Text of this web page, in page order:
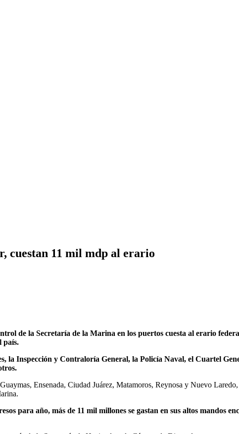
cuestan 11 mil mdp al erario
de la Secretaría de la Marina en los puertos cuesta al erario
país.
la Inspección y Contraloría General, la Policía Naval, el Cuartel
Ensenada, Ciudad Juárez, Matamoros, Reynosa y Nuevo
para año, más de 11 mil millones se gastan en sus altos mandos